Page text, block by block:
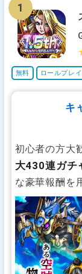
1
無料 ロールプレ
キ
初心者の方大
大430連ガチ
な豪華報酬を